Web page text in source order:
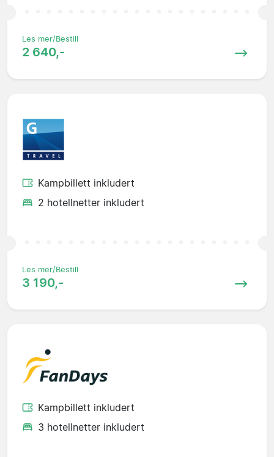
Les mer/Bestill
2 640,-
Kampbillett inkludert
2 hotellnetter inkludert
Les mer/Bestill
3 190,-
Kampbillett inkludert
3 hotellnetter inkludert